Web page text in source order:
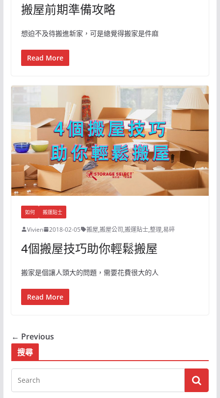
搬屋前期準備攻略
想迫不及待搬進新家，可是總覺得搬家是件麻
Read More
如何 搬運貼士
Vivien 2018-02-05 搬屋,搬屋公司,搬運貼士,整理,易碎
4個搬屋技巧助你輕鬆搬屋
搬家是個讓人頭大的問題，需要花費很大的人
Read More
← Previous
搜尋